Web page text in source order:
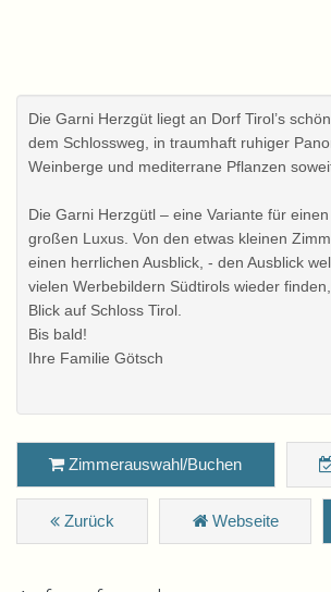
Die Garni Herzgüt liegt an Dorf Tirol’s
dem Schlossweg, in traumhaft ruhiger
Weinberge und mediterrane Pflanzen
Die Garni Herzgütl – eine Variante für
großen Luxus. Von den etwas kleinen
einen herrlichen Ausblick, - den Ausblick
vielen Werbebildern Südtirols wieder
Blick auf Schloss Tirol.
Bis bald!
Ihre Familie Götsch
Zimmerauswahl/Buchen
Zurück Webseite